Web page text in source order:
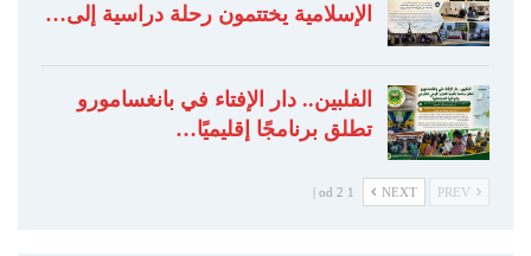
الإسلامية يختتمون رحلة دراسية إلى…
الفلبين.. دار الإفتاء في بانغسامورو
تطلق برنامجًا إقليميًا…
NEXT
1 od 2 |